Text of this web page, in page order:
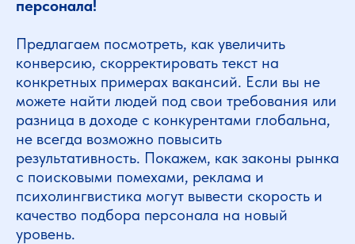
персонала!
Предлагаем посмотреть, как увеличить
конверсию, скорректировать текст на
конкретных примерах вакансий. Если вы не
можете найти людей под свои требования или
разница в доходе с конкурентами глобальна,
не всегда возможно повысить
результативность. Покажем, как законы рынка
с поисковыми помехами, реклама и
психолингвистика могут вывести скорость и
качество подбора персонала на новый
уровень.